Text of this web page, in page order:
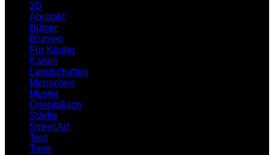
3D
Abstrakt
Blätter
Blumen
Für Kinder
Karten
Landschaften
Menschen
Muster
Orientalisch
Städte
Street Art
Text
Tiere